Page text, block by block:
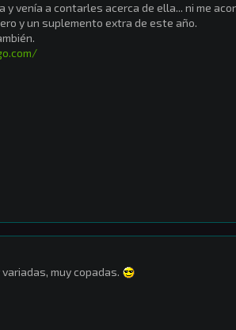
venía a contarles acerca de ella... ni me
y un suplemento extra de este año.
muy copadas.